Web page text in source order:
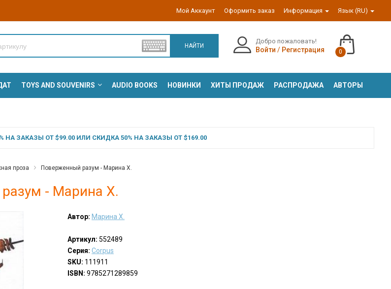
Мой Аккаунт Оформить заказ Информация Язык (RU)
НАЙТИ
Добро пожаловать!
Войти / Регистрация 0
TOYS AND SOUVENIRS AUDIO BOOKS НОВИНКИ ХИТЫ ПРОДАЖ РАСПРОДАЖА АВТОРЫ
ЗАКАЗЫ ОТ $99.00 ИЛИ СКИДКА 50% НА ЗАКАЗЫ ОТ $169.00
проза Поверженный разум - Марина Х.
- Марина Х.
Автор: Марина Х.
Артикул: 552489
Серия: Corpus
SKU: 111911
ISBN: 9785271289859